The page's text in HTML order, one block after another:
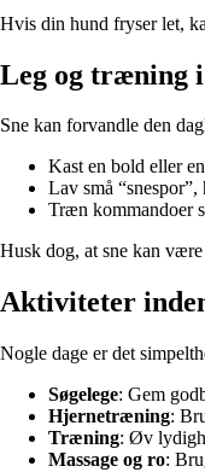
Hvis din hund fryser let,
Leg og træning i
Sne kan forvandle den
Kast en bold eller
Lav små
Træn kommandoer
Husk dog, at sne kan
Aktiviteter
Nogle dage er det
Søgelege: Gem
Hjernetræning:
Træning: Øv
Massage og ro: